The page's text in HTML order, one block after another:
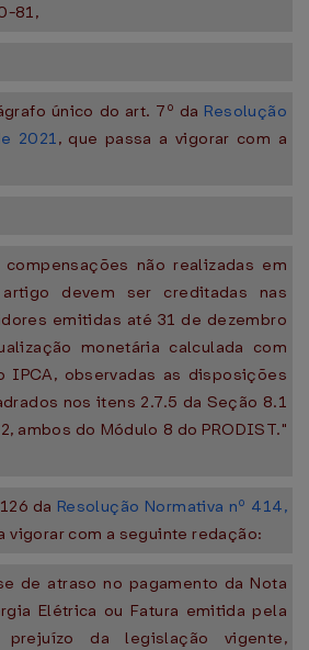
81,
único do art. 7º da Resolução
2021, que passa a vigorar com a
compensações não realizadas em
devem ser creditadas nas
emitidas até 31 de dezembro
monetária calculada com
IPCA, observadas as disposições
nos itens 2.7.5 da Seção 8.1
ambos do Módulo 8 do PRODIST."
da Resolução Normativa nº 414,
vigorar com a seguinte redação:
de atraso no pagamento da Nota
Elétrica ou Fatura emitida pela
prejuízo da legislação vigente,